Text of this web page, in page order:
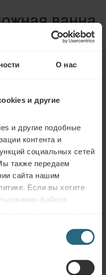
О нас
и другие
и другие подобные
контента и
социальных сетей
также передаем
сайта нашим
Если вы хотите
файлов
всё».
ванна
ensana